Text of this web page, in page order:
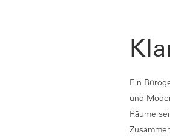
Ein
und
Räume